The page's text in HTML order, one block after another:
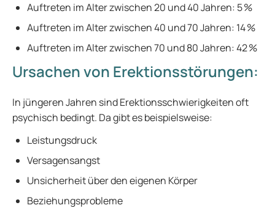
Auftreten im Alter zwischen 20 und 40 Jahren: 5 %
Auftreten im Alter zwischen 40 und 70 Jahren: 14 %
Auftreten im Alter zwischen 70 und 80 Jahren: 42 %
Ursachen von Erektionsstörungen:
In jüngeren Jahren sind Erektionsschwierigkeiten oft
psychisch bedingt. Da gibt es beispielsweise:
Leistungsdruck
Versagensangst
Unsicherheit über den eigenen Körper
Beziehungsprobleme